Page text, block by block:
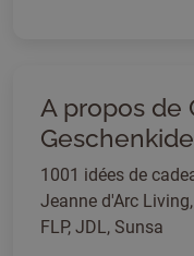
A propos de
1001 idées de
Jeanne d'Arc
FLP, JDL, Sunsa